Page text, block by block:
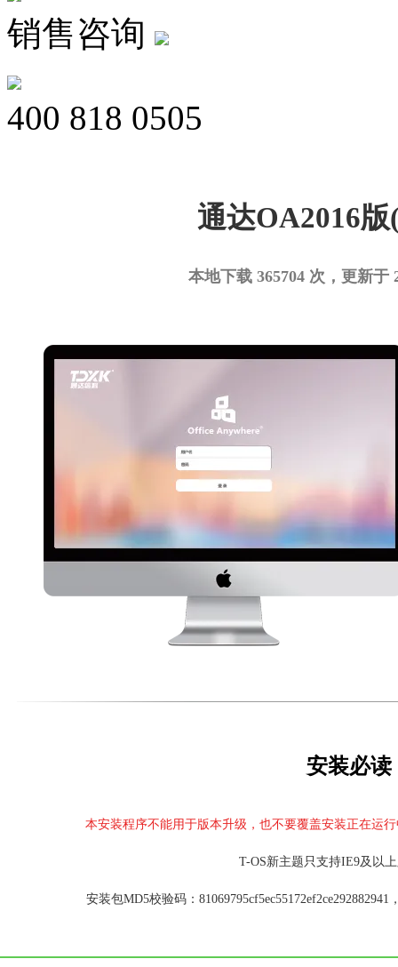
销售咨询
400 818 0505
通达OA2016
本地下载 365704 次，更新于
安装必读
本安装程序不能用于版本升级，也不要覆盖安装正在运
T-OS新主题只支持IE9及以
安装包MD5校验码：